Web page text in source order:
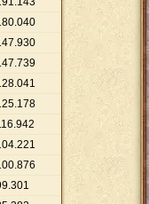
.040
.930
.739
.041
.178
.942
.221
.876
.301